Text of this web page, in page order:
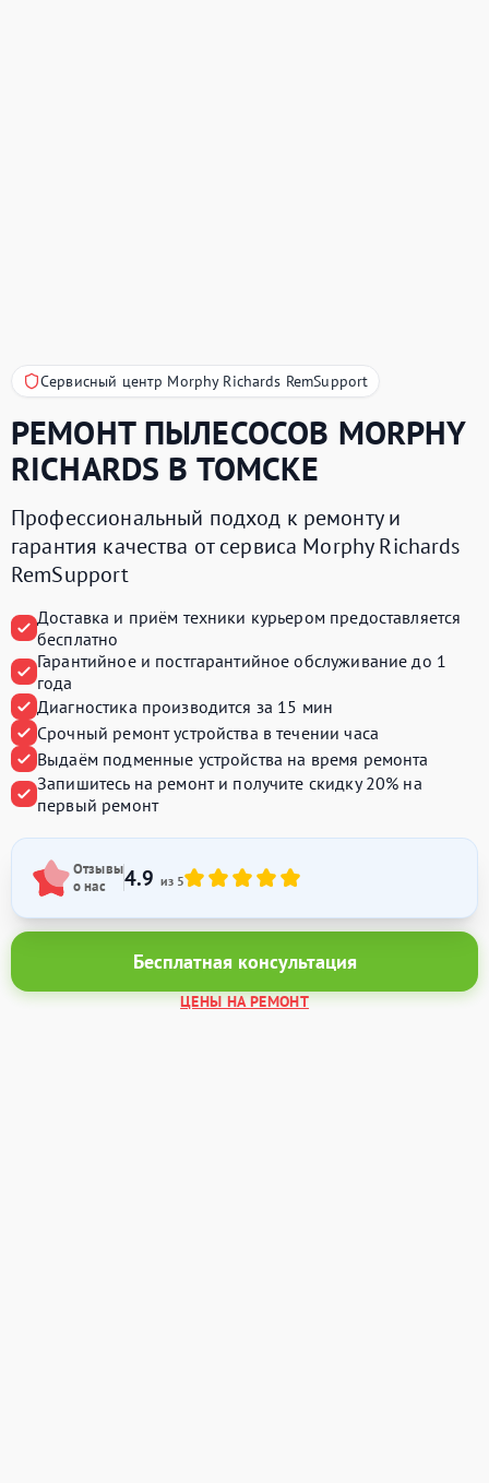
Сервисный центр Morphy Richards RemSupport
РЕМОНТ ПЫЛЕСОСОВ MORPHY
RICHARDS В ТОМСКЕ
Профессиональный подход к ремонту и
гарантия качества от сервиса Morphy Richards
RemSupport
Доставка и приём техники курьером предоставляется
бесплатно
Гарантийное и постгарантийное обслуживание до 1
года
Диагностика производится за 15 мин
Срочный ремонт устройства в течении часа
Выдаём подменные устройства на время ремонта
Запишитесь на ремонт и получите скидку 20% на
первый ремонт
Отзывы
о нас
4.9 из 5
Бесплатная консультация
ЦЕНЫ НА РЕМОНТ